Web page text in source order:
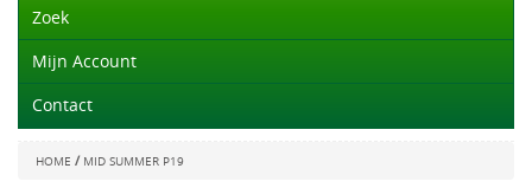
Zoek
Mijn Account
Contact
HOME / MID SUMMER P19